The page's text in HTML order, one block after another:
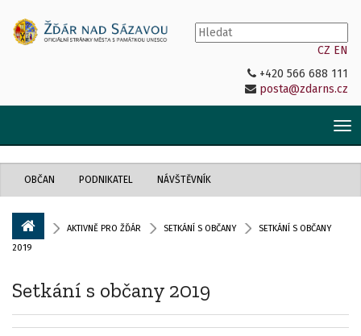
CZ EN
+420 566 688 111
posta@zdarns.cz
OBČAN PODNIKATEL NÁVŠTĚVNÍK
AKTIVNĚ PRO ŽĎÁR SETKÁNÍ S OBČANY
SETKÁNÍ S OBČANY
2019
Setkání s občany 2019